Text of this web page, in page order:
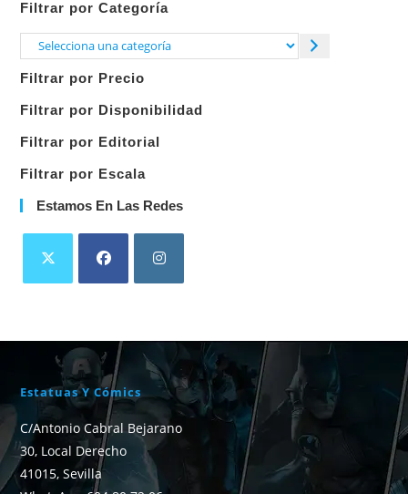
Filtrar por Categoría
Selecciona
categoría
Filtrar por Precio
Filtrar por Disponibilidad
Filtrar por Editorial
Filtrar por Escala
Estamos En Las Redes
Estatuas Y Cómics
C/Antonio Cabral Bejarano
30, Local Derecho
41015, Sevilla